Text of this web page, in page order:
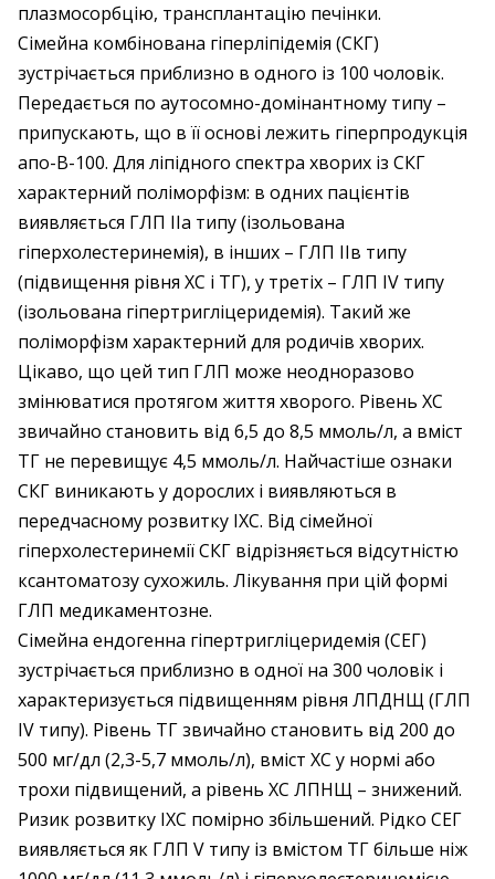
плазмосорбцію, трансплантацію печінки.
Сімейна комбінована гіперліпідемія (СКГ)
зустрічається приблизно в одного із 100 чоловік.
Передається по аутосомно-домінантному типу –
припускають, що в її основі лежить гіперпродукція
апо-В-100. Для ліпідного спектра хворих із СКГ
характерний поліморфізм: в одних пацієнтів
виявляється ГЛП ІІа типу (ізольована
гіперхолестеринемія), в інших – ГЛП ІІв типу
(підвищення рівня ХС і ТГ), у третіх – ГЛП IV типу
(ізольована гіпертригліцеридемія). Такий же
поліморфізм характерний для родичів хворих.
Цікаво, що цей тип ГЛП може неодноразово
змінюватися протягом життя хворого. Рівень ХС
звичайно становить від 6,5 до 8,5 ммоль/л, а вміст
ТГ не перевищує 4,5 ммоль/л. Найчастіше ознаки
СКГ виникають у дорослих і виявляються в
передчасному розвитку ІХС. Від сімейної
гіперхолестеринемії СКГ відрізняється відсутністю
ксантоматозу сухожиль. Лікування при цій формі
ГЛП медикаментозне.
Сімейна ендогенна гіпертригліцеридемія (СЕГ)
зустрічається приблизно в одної на 300 чоловік і
характеризується підвищенням рівня ЛПДНЩ (ГЛП
IV типу). Рівень ТГ звичайно становить від 200 до
500 мг/дл (2,3-5,7 ммоль/л), вміст ХС у нормі або
трохи підвищений, а рівень ХС ЛПНЩ – знижений.
Ризик розвитку ІХС помірно збільшений. Рідко СЕГ
виявляється як ГЛП V типу із вмістом ТГ більше ніж